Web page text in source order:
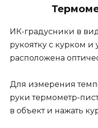
ИК-градусники в
рукоятку с курком и
расположена
Для измерения
руки термометр-
в объект и нажать